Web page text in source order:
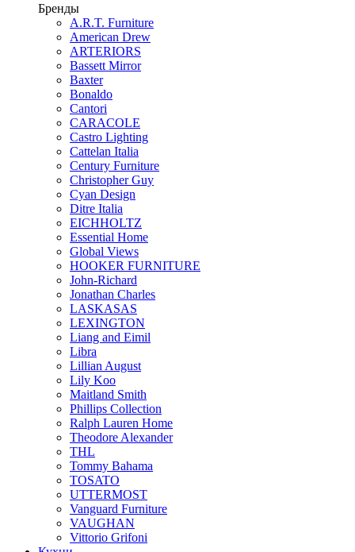
Бренды
A.R.T. Furniture
American Drew
ARTERIORS
Bassett Mirror
Baxter
Bonaldo
Cantori
CARACOLE
Castro Lighting
Cattelan Italia
Century Furniture
Christopher Guy
Cyan Design
Ditre Italia
EICHHOLTZ
Essential Home
Global Views
HOOKER FURNITURE
John-Richard
Jonathan Charles
LASKASAS
LEXINGTON
Liang and Eimil
Libra
Lillian August
Lily Koo
Maitland Smith
Phillips Collection
Ralph Lauren Home
Theodore Alexander
THL
Tommy Bahama
TOSATO
UTTERMOST
Vanguard Furniture
VAUGHAN
Vittorio Grifoni